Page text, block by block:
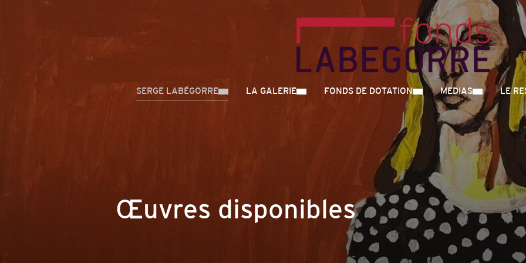
SERGE LABÉGORRE LA GALERIE FONDS DE DOTATION MEDIAS LE
Œuvres disponibles